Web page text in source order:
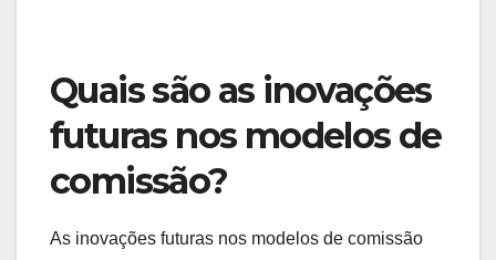
GDPR na Europa e a LGPD no Brasil, têm um
papel significativo na forma como os modelos de
coleta e o uso de dados pessoais, o que pode
consequentemente, as taxas de comissão.